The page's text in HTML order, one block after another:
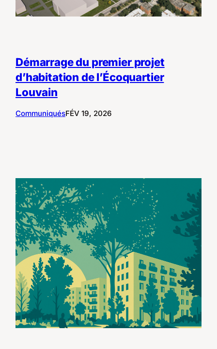
Démarrage du premier projet
d’habitation de l’Écoquartier
Louvain
CommuniquésFÉV 19, 2026